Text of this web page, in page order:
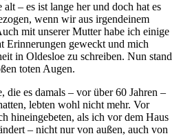
– es ist lange her und doch hat es
wenn wir aus irgendeinem
mit unserer Mutter habe ich einige
Erinnerungen geweckt und mich
in Oldesloe zu schreiben. Nun stand
toten Augen.
die es damals – vor über 60 Jahren –
lebten wohl nicht mehr. Vor
hineingebeten, als ich vor dem Haus
– nicht nur von außen, auch von